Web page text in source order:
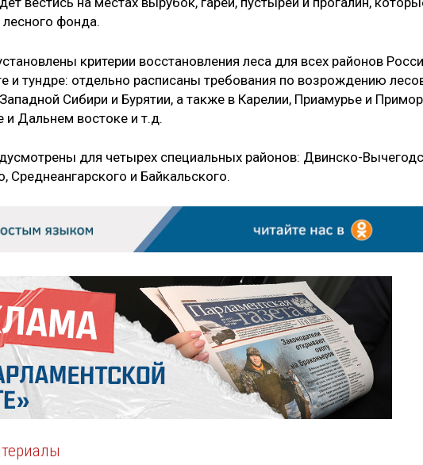
фонда.
критерии восстановления леса для всех районов
и тундре: отдельно расписаны требования по возрождению
Сибири и Бурятии, а также в Карелии, Приамурье и
и Дальнем востоке и т.д.
для четырех специальных районов: Двинско-
Среднеангарского и Байкальского.